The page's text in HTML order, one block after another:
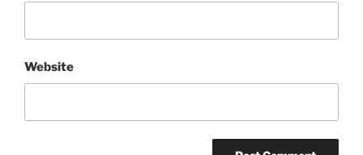
Website